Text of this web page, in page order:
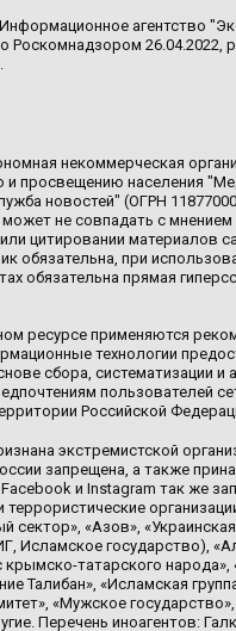
агентство
Роскомнадзором 26.04.2022,
некоммерческая
просвещению населения
новостей" (ОГРН
не совпадать с
цитировании материалов
обязательна, при
обязательна прямая
ресурсе применяются
технологии
сбора, систематизации и
пользователей
Российской
экстремистской
запрещена, а также
и Instagram так же
террористические
сектор», «Азов»,
Исламское государство),
татарского народа»,
Талибан», «Исламская
«Мужское
Перечень иноагентов: